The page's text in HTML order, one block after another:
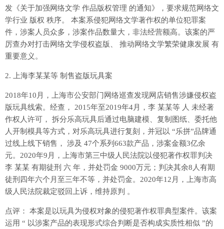
发《关于加强网络文学 作品版权管理 的通知》，要求规范网络文
学行业 版权 秩序。 本案系侵犯网络文学著作权的单位犯罪案
件，涉案人员众多，涉案作品数量大，非法经营额高。该案的严
厉查办对打击网络文学侵权盗版、 推动网络文学繁荣健康发展 有
重要意义。
2. 上海李某某等 制售盗版玩具案
2018年10月，上海市公安部门网络巡查发现网店销售涉嫌侵权盗
版玩具线索。经查， 2015年至2019年4月，李 某某等 人 未经著
作权人许可， 拆分乐高玩具后通过电脑建模、复制图纸、委托他
人开制模具等方式，对乐高玩具进行复刻，并冠以 “乐拼”品牌通
过线上线下销售， 涉及 47个系列663款产品，涉案金额3亿余
元。2020年9月，上海市第三中级人民法院以侵犯著作权罪判决
李 某某 有期徒刑 六 年，并处罚金 9000万元；判决其余8人有期
徒刑四年六个月至三年不等，并处罚金。2020年12月，上海市高
级人民法院裁定驳回上诉，维持原判 。
点评： 本案是以玩具为侵权对象的侵犯著作权罪典型案件。该案
运用 “ 以涉案产品的表现形式综合判断是否构成实质性相似 ”的